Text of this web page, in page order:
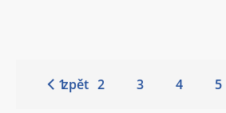
1 2 3 4 5
zpět